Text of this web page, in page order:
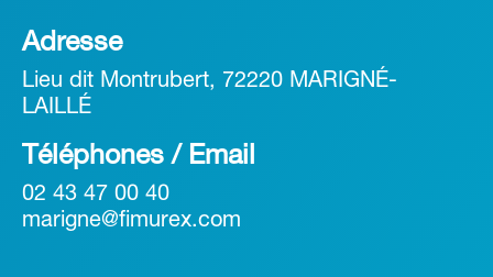
Adresse
Lieu dit Montrubert, 72220 MARIGNÉ-
LAILLÉ
Téléphones / Email
02 43 47 00 40
marigne@fimurex.com